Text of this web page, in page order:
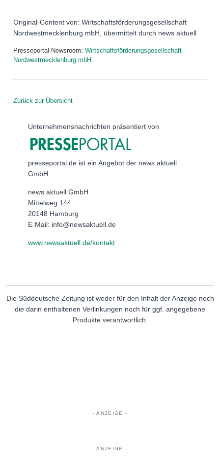
Original-Content von: Wirtschaftsförderungsgesellschaft
Nordwestmecklenburg mbH, übermittelt durch news aktuell
Presseportal-Newsroom: Wirtschaftsförderungsgesellschaft
Nordwestmecklenburg mbH
Zurück zur Übersicht
Unternehmensnachrichten präsentiert von
presseportal.de ist ein Angebot der news aktuell
GmbH
news aktuell GmbH
Mittelweg 144
20148 Hamburg
E-Mail: info@newsaktuell.de
www.newsaktuell.de/kontakt
Die Süddeutsche Zeitung ist weder für den Inhalt der Anzeige noch
die darin enthaltenen Verlinkungen noch für ggf. angegebene
Produkte verantwortlich.